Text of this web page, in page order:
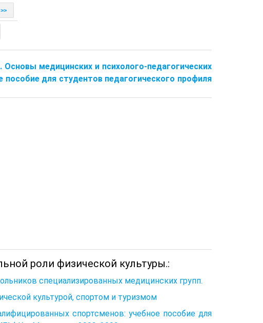
>>
медицинских и психолого-педагогических
для студентов педагогического профиля
роли физической культуры.:
специализированных медицинских групп.
культурой, спортом и туризмом
спортсменов: учебное пособие для